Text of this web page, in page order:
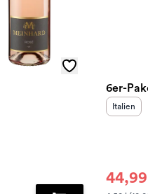
6er-
Italien